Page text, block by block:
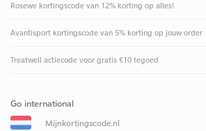
Rosewe kortingscode van 12% korting op alles!
Avantisport kortingscode van 5% korting op jouw order
Treatwell actiecode voor gratis €10 tegoed
Go international
Mijnkortingscode.nl